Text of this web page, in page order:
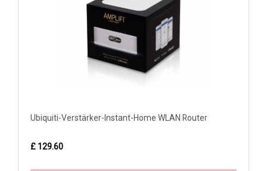
Ubiquiti-Verstärker-Instant-Home WLAN Router
£ 129.60